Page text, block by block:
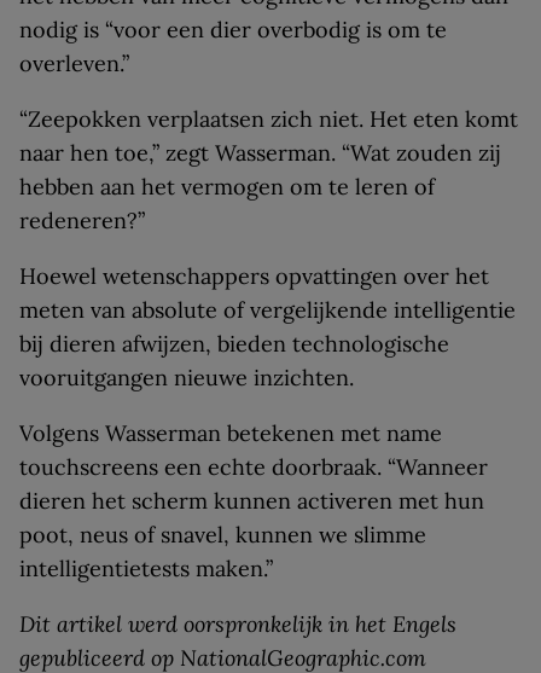
nodig is “voor een dier overbodig is om te
overleven.”
“Zeepokken verplaatsen zich niet. Het eten komt
naar hen toe,” zegt Wasserman. “Wat zouden zij
hebben aan het vermogen om te leren of
redeneren?”
Hoewel wetenschappers opvattingen over het
meten van absolute of vergelijkende intelligentie
bij dieren afwijzen, bieden technologische
vooruitgangen nieuwe inzichten.
Volgens Wasserman betekenen met name
touchscreens een echte doorbraak. “Wanneer
dieren het scherm kunnen activeren met hun
poot, neus of snavel, kunnen we slimme
intelligentietests maken.”
Dit artikel werd oorspronkelijk in het Engels
gepubliceerd op NationalGeographic.com